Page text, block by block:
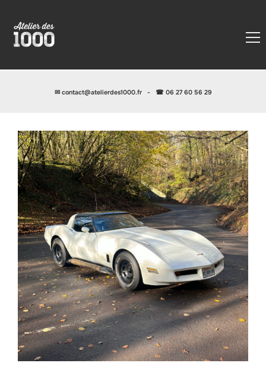
✉ contact@atelierdes1000.fr- ☎ 06 27 60 56 29